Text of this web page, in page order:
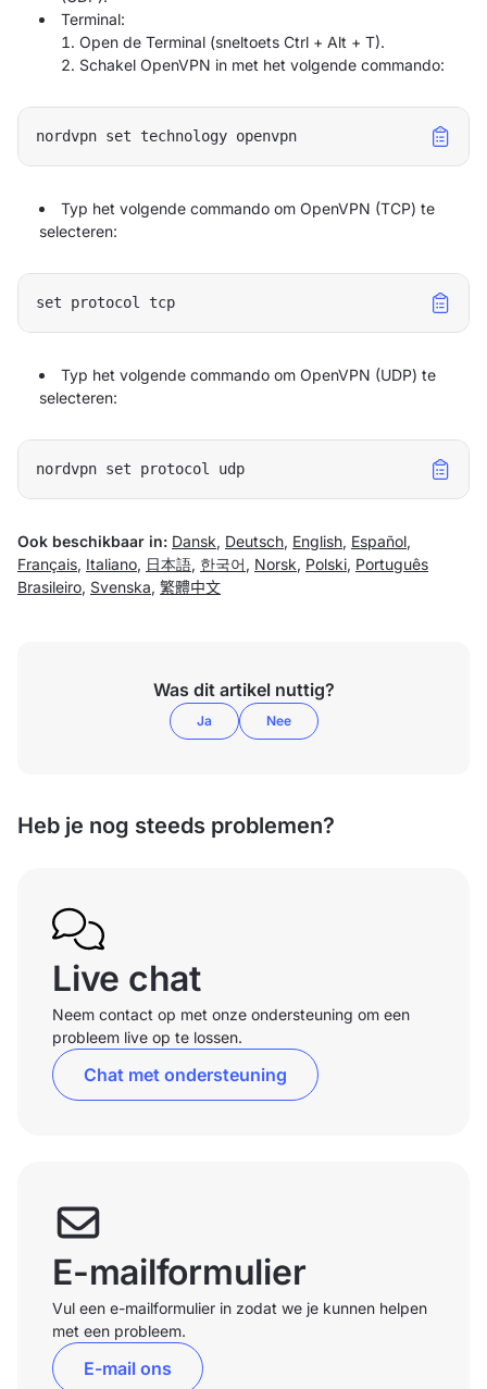
Terminal:
Open de Terminal (sneltoets Ctrl + Alt + T).
Schakel OpenVPN in met het volgende commando:
Typ het volgende commando om OpenVPN (TCP) te
selecteren:
Typ het volgende commando om OpenVPN (UDP) te
selecteren:
Ook beschikbaar in: Dansk, Deutsch, English, Español,
Français, Italiano, 日本語, 한국어 , Norsk, Polski, Português
Brasileiro, Svenska, 繁體中文
Was dit artikel nuttig?
Ja Nee
Heb je nog steeds problemen?
Live chat
Neem contact op met onze ondersteuning om een
probleem live op te lossen.
Chat met ondersteuning
E-mailformulier
Vul een e-mailformulier in zodat we je kunnen helpen
met een probleem.
E-mail ons